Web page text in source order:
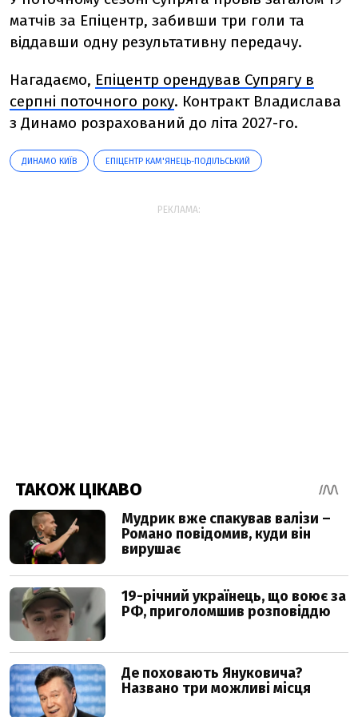
матчів за Епіцентр, забивши три голи та
віддавши одну результативну передачу.
Нагадаємо, Епіцентр орендував Супрягу в
серпні поточного року. Контракт Владислава
з Динамо розрахований до літа 2027-го.
ДИНАМО КИЇВ ЕПІЦЕНТР КАМ'ЯНЕЦЬ-ПОДІЛЬСЬКИЙ
РЕКЛАМА: